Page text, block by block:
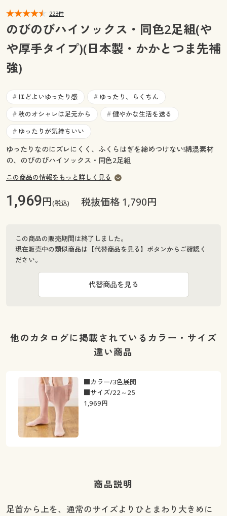
マイページ
閲覧履歴
お気に入り
サポート
ご利用ガイド
よくある質問とお問い合わせ
閲覧履歴
お気に入り
サポート
ご利用ガイド
よくある質問とお問い合わせ
223件
のびのびハイソックス・同色2足組(や
や厚手タイプ)(日本製・かかとつま先補
強)
# ほどよいゆったり感 # ゆったり、らくちん
# 秋のオシャレは足元から # 健やかな生活を送る
# ゆったりが気持ちいい
ゆったりなのにズレにくく、ふくらはぎを締めつけない!綿混素材
の、のびのびハイソックス・同色2足組
この商品の情報をもっと詳しく見る
1,969円(税込) 税抜価格 1,790円
この商品の販売期間は終了しました。
現在販売中の類似商品は【代替商品を見る】ボタンからご確認く
ださい。
代替商品を見る
他のカタログに掲載されているカラー・サイズ
違い商品
1,969円
■カラー/3色展開
■サイズ/22～25
商品説明
足首から上を、通常のサイズよりひとまわり大きめに